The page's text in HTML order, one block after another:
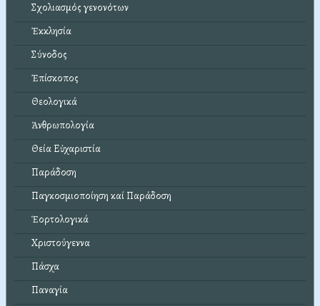
Σχολιασμός γενονότων
Ἐκκλησία
Σύνοδος
Ἐπίσκοπος
Θεολογικά
Ἀνθρωπολογία
Θεία Εὐχαριστία
Παράδοση
Παγκοσμιοποίηση καί Παράδοση
Ἑορτολογικά
Χριστούγεννα
Πάσχα
Παναγία